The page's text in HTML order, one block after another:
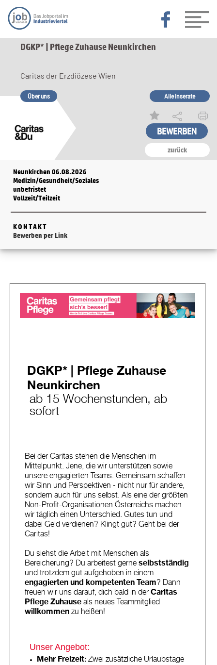
DGKP* | Pflege Zuhause Neunkirchen
zurück
Caritas der Erzdiözese Wien
Über uns Alle Inserate
Neunkirchen 06.08.2026
Medizin/Gesundheit/Soziales
unbefristet
Vollzeit/Teilzeit
KONTAKT
Bewerben per Link
DGKP* | Pflege Zuhause
Neunkirchen
ab 15 Wochenstunden, ab
sofort
Bei der Caritas stehen die Menschen im
Mittelpunkt. Jene, die wir unterstützen sowie
unsere engagierten Teams. Gemeinsam schaffen
wir Sinn und Perspektiven - nicht nur für andere,
sondern auch für uns selbst. Als eine der größten
Non-Profit-Organisationen Österreichs machen
wir täglich einen Unterschied. Gutes tun und
dabei Geld verdienen? Klingt gut? Geht bei der
Caritas!
Du siehst die Arbeit mit Menschen als
Bereicherung? Du arbeitest gerne selbstständig
und trotzdem gut aufgehoben in einem
engagierten und kompetenten Team ? Dann
freuen wir uns darauf, dich bald in der Caritas
Pflege Zuhause als neues Teammitglied
willkommen zu heißen!
Unser Angebot:
Mehr Freizeit: Zwei zusätzliche Urlaubstage